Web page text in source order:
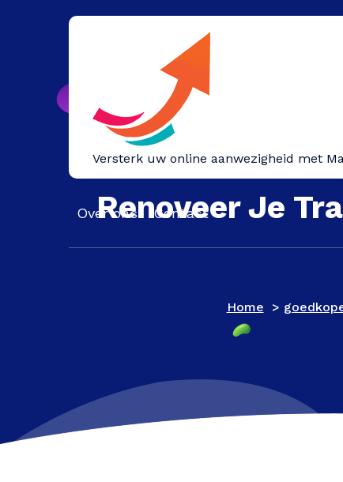
Versterk uw online aanwezigheid met
Over ons Contact
Renoveer Je
Home >